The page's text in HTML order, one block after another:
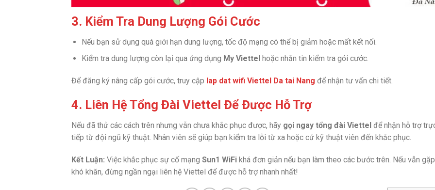
3. Kiểm Tra Dung Lượng Gói Cước
Nếu bạn sử dụng quá giới hạn dung lượng, tốc độ mạng có thể bị giảm hoặc mất kết nối.
Kiểm tra dung lượng còn lại qua ứng dụng My Viettel hoặc nhắn tin kiểm tra gói cước.
Để đăng ký nâng cấp gói cước, truy cập lap dat wifi Viettel Da tai Nang để nhận tư vấn chi tiết.
4. Liên Hệ Tổng Đài Viettel Để Được Hỗ Trợ
Nếu đã thử các cách trên nhưng vẫn chưa khắc phục được, hãy gọi ngay tổng đài Viettel để nhận hỗ trợ
tiếp từ đội ngũ kỹ thuật. Nhân viên sẽ giúp bạn kiểm tra lỗi từ xa hoặc cử kỹ thuật viên đến khắc phục.
Kết Luận: Việc khắc phục sự cố mạng Sun1 WiFi khá đơn giản nếu bạn làm theo các bước trên. Nếu vẫn gặp
khó khăn, đừng ngần ngại liên hệ Viettel để được hỗ trợ nhanh nhất!